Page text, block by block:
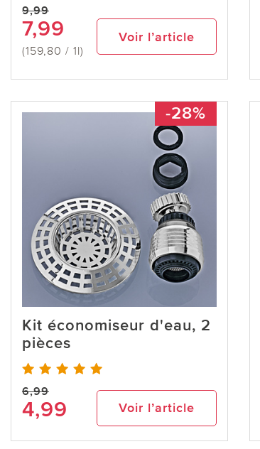
9,99
7,99
(159,80 / 1l)
Voir l’article
-28%
Kit économiseur d'eau, 2
pièces
6,99
4,99 Voir l’article